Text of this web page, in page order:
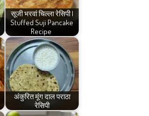
सूजी भरवां चिल्ला रेसिपी |
Stuffed Suji Pancake
Recipe
अंकुरित मूंग दाल पराठा
रेसिपी